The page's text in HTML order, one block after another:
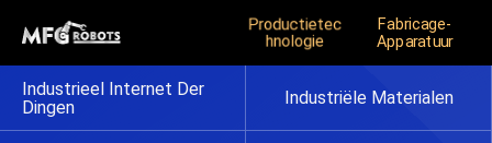
Productietec
Hnologie
Fabricage-
Apparatuur
Industrieel Internet Der
Dingen
Industriële Materialen